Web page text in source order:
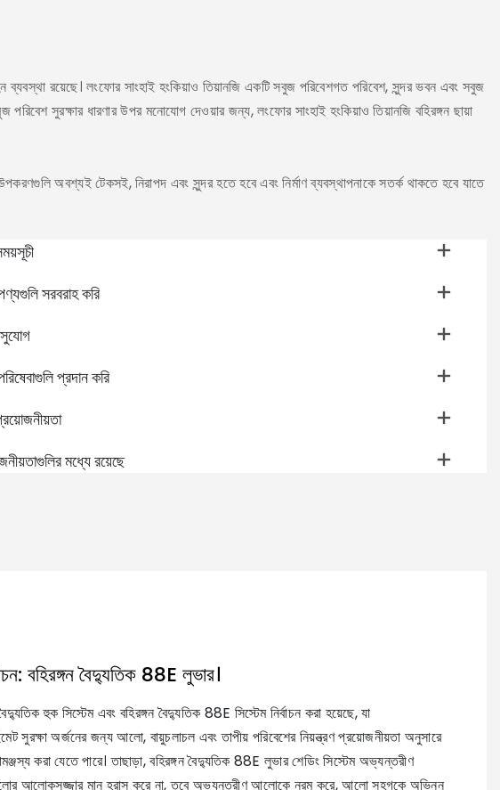
ব্যবস্থা রয়েছে। লংফোর সাংহাই হংকিয়াও তিয়ানজি একটি সবুজ পরিবেশগত পরিবেশ, সুন্দর ভবন এবং সবুজ
সুরক্ষার ধারণার উপর মনোযোগ দেওয়ার জন্য, লংফোর সাংহাই হংকিয়াও তিয়ানজি বহিরঙ্গন ছায়া
অবশ্যই টেকসই, নিরাপদ এবং সুন্দর হতে হবে এবং নির্মাণ ব্যবস্থাপনাকে সতর্ক থাকতে হবে যাতে
সরবরাহ করি
প্রদান করি
মধ্যে রয়েছে
বহিরঙ্গন বৈদ্যুতিক 88E লুভার।
হুক সিস্টেম এবং বহিরঙ্গন বৈদ্যুতিক 88E সিস্টেম নির্বাচন করা হয়েছে, যা
সুরক্ষা অর্জনের জন্য আলো, বায়ুচলাচল এবং তাপীয় পরিবেশের নিয়ন্ত্রণ প্রয়োজনীয়তা অনুসারে
করা যেতে পারে। তাছাড়া, বহিরঙ্গন বৈদ্যুতিক 88E লুভার শেডিং সিস্টেম অভ্যন্তরীণ
আলোকসজ্জার মান হ্রাস করে না, তবে অভ্যন্তরীণ আলোকে নরম করে, আলো সহগকে অভিন্ন